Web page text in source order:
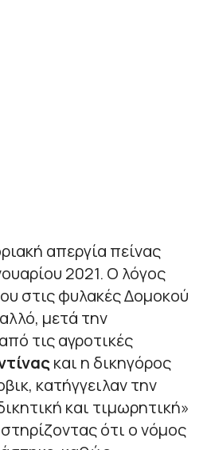
απεργία πείνας
2021. Ο λόγος
στις φυλακές Δομοκού
μετά την
τις αγροτικές
και η δικηγόρος
κατήγγειλαν την
και τιμωρητική»
ότι ο νόμος